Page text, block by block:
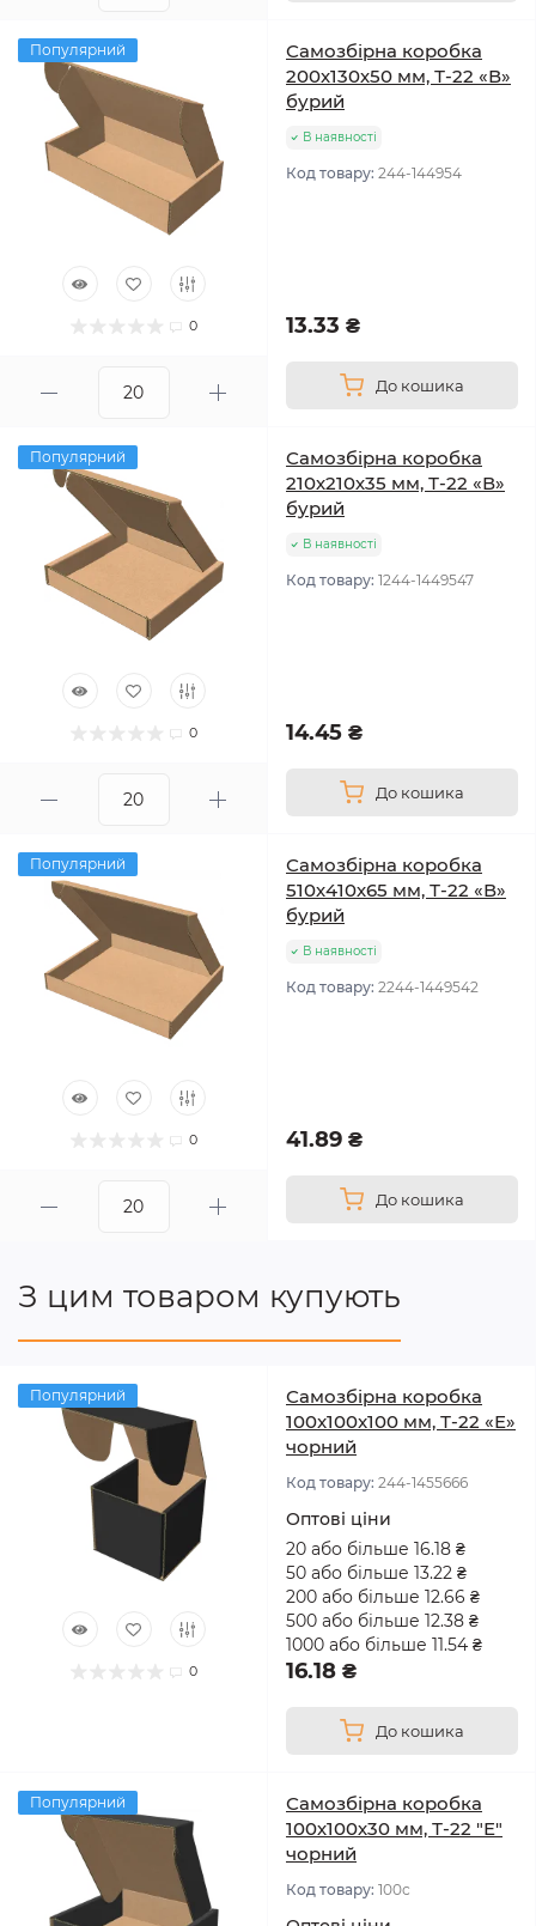
Популярний
0
Самозбірна коробка
200х130х50 мм, Т-22 «В»
бурий
В наявності
Код товару: 244-144954
13.33 ₴
До кошика
Популярний
0
Самозбірна коробка
210х210х35 мм, Т-22 «В»
бурий
В наявності
Код товару: 1244-1449547
14.45 ₴
До кошика
Популярний
0
Самозбірна коробка
510х410х65 мм, Т-22 «В»
бурий
В наявності
Код товару: 2244-1449542
41.89 ₴
До кошика
З цим товаром купують
Популярний
0
Самозбірна коробка
100x100x100 мм, Т-22 «Е»
чорний
Код товару: 244-1455666
Оптові ціни
20 або більше 16.18 ₴
50 або більше 13.22 ₴
200 або більше 12.66 ₴
500 або більше 12.38 ₴
1000 або більше 11.54 ₴
16.18 ₴
До кошика
Популярний
Самозбірна коробка
100х100х30 мм, Т-22 "Е"
чорний
Код товару: 100с